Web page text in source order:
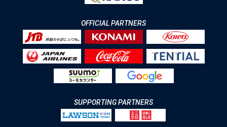
OFFICIAL PARTNERS
SUPPORTING PARTNERS